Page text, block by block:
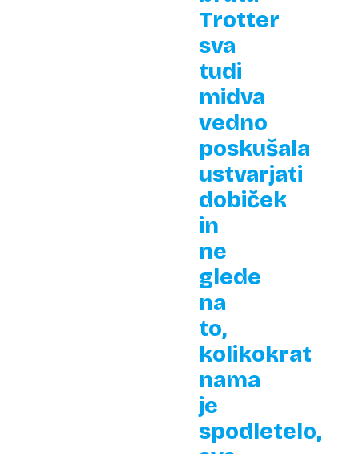
Trotter
sva
tudi
midva
vedno
poskušala
ustvarjati
dobiček
in
ne
glede
na
to,
kolikokrat
nama
je
spodletelo,